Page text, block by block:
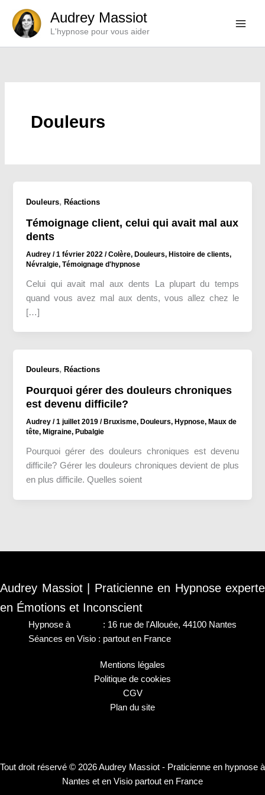
contenu
Audrey Massiot
L'hypnose pour vous aider
Douleurs
Douleurs,Réactions
Témoignage client, celui qui avait mal aux
dents
Audrey/1 février 2022/Colère,Douleurs,Histoire de clients,
Névralgie,Témoignage d'hypnose
Celui qui avait mal aux dents La plupart du temps
quand vous avez mal aux dents, vous allez chez le
[…]
Douleurs,Réactions
Pourquoi gérer des douleurs chroniques
est devenu difficile?
Audrey/1 juillet 2019/ Bruxisme, Douleurs, Hypnose, Maux de
tête, Migraine, Pubalgie
Pourquoi gérer des douleurs chroniques est devenu
difficile? Gérer les douleurs chroniques devient de plus
en plus difficile. Quelles soient
Audrey Massiot | Praticienne en Hypnose experte
en Émotions et Inconscient
Hypnose à
: 16 rue de l'Allouée, 44100 Nantes
Séances en Visio : partout en France
Mentions légales
Politique de cookies
CGV
Plan du site
Tout droit réservé © 2026 Audrey Massiot - Praticienne en hypnose à
Nantes et en Visio partout en France